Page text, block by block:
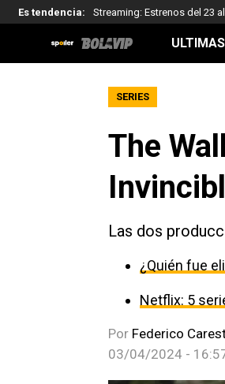
Es tendencia: Streaming: Estrenos del 23
SERIES
The
Las dos
¿Quién fue
Netflix: 5
Por Federico
03/04/2024 -